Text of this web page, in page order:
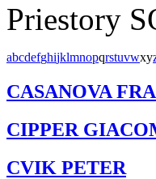
Priestory
abcdefghijklmnopqrstuvwxy
CASANOVA
CIPPER
CVIK PETER